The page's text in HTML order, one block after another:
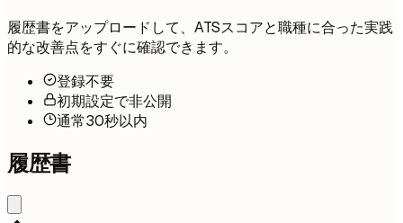
履歴書をアップロードして、ATSスコアと職種に合った実践
的な改善点をすぐに確認できます。
登録不要
初期設定で非公開
通常30秒以内
履歴書